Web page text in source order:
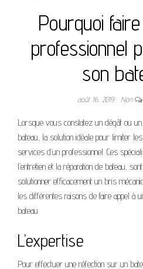
Pourquoi
professionnel
son
août 16, 2019 Non
Lorsque vous constatez un dégât ou
bateau, la solution idéale pour limiter
services d’un professionnel. Ces
l’entretien et la réparation de bateau,
solutionner efficacement un bris
les différentes raisons de faire appel à
bateau.
L’expertise
Pour effectuer une réfection sur un